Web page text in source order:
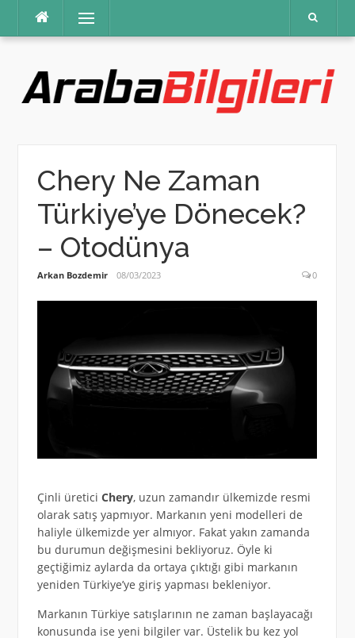
Menü
Chery Ne Zaman
Türkiye’ye Dönecek?
– Otodünya
Arkan Bozdemir 08/03/2023 0
Çinli üretici Chery, uzun zamandır ülkemizde resmi
olarak satış yapmıyor. Markanın yeni modelleri de
haliyle ülkemizde yer almıyor. Fakat yakın zamanda
bu durumun değişmesini bekliyoruz. Öyle ki
geçtiğimiz aylarda da ortaya çıktığı gibi markanın
yeniden Türkiye’ye giriş yapması bekleniyor.
Markanın Türkiye satışlarının ne zaman başlayacağı
konusunda ise yeni bilgiler var. Üstelik bu kez yol